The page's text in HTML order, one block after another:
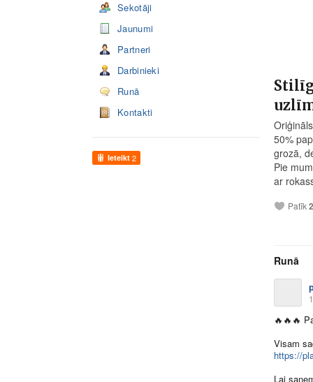
Sekotāji
Jaunumi
Partneri
Darbinieki
Runā
Kontakti
Ieteikt 2
50%
grozā,
Pie
ar
Patīk2
Runā
🔥 🔥 🔥
Visam
https://
Lai